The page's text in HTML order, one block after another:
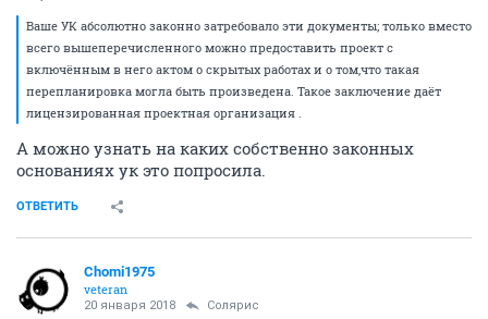
Ваше УК абсолютно законно затребовало эти документы; только вместо
всего вышеперечисленного можно предоставить проект с
включённым в него актом о скрытых работах и о том,что такая
перепланировка могла быть произведена. Такое заключение даёт
лицензированная проектная организация .
А можно узнать на каких собственно законных
основаниях ук это попросила.
ОТВЕТИТЬ
Chomi1975
veteran
20 января 2018 Солярис